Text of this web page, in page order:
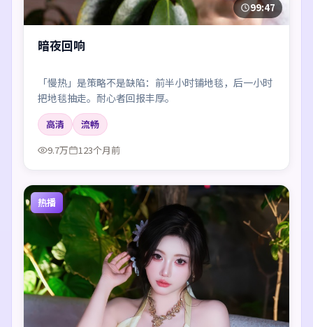
99:47
暗夜回响
「慢热」是策略不是缺陷：前半小时铺地毯，后一小时
把地毯抽走。耐心者回报丰厚。
高清
流畅
9.7万
123个月前
热播